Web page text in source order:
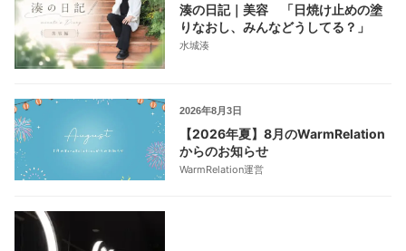
湊の日記｜美容 「日焼け止めの塗
りなおし、みんなどうしてる？」
水城湊
2026年8月3日
【2026年夏】8月のWarmRelation
からのお知らせ
WarmRelation運営